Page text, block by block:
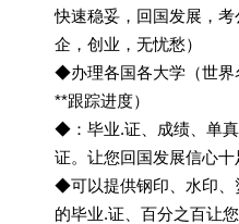
快速稳妥，回国发展，
企，创业，无忧愁）
◆办理各国各大学（世界
**跟踪进度）
◆：毕业.证、成绩、单
证。让您回国发展信心十
◆可以提供钢印、水印、
的毕业.证、百分之百让